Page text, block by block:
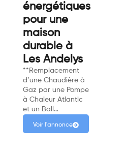
énergétiques
pour une
maison
durable à
Les Andelys
**Remplacement
d’une Chaudière à
Gaz par une Pompe
à Chaleur Atlantic
et un Ball…
Voir l'annonce